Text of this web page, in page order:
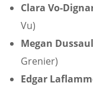
Clara Vo-
Vu)
Megan
Grenier)
Edgar